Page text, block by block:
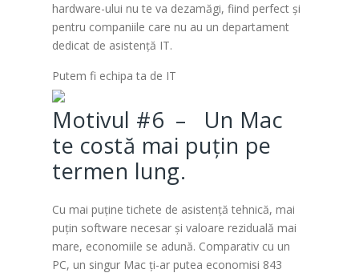
hardware-ului nu te va dezamăgi, fiind perfect și
pentru companiile care nu au un departament
dedicat de asistență IT.
Putem fi echipa ta de IT
Motivul #6 – Un Mac
te costă mai puțin pe
termen lung.
Cu mai puține tichete de asistență tehnică, mai
puțin software necesar și valoare reziduală mai
mare, economiile se adună. Comparativ cu un
PC, un singur Mac ți-ar putea economisi 843